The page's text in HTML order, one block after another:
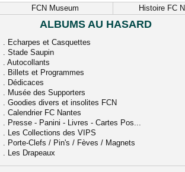
FCN Museum Histoire FC
ALBUMS AU HASARD
. Echarpes et Casquettes
. Stade Saupin
. Autocollants
. Billets et Programmes
. Dédicaces
. Musée des Supporters
. Goodies divers et insolites FCN
. Calendrier FC Nantes
. Presse - Panini - Livres - Cartes Pos...
. Les Collections des VIPS
. Porte-Clefs / Pin's / Fèves / Magnets
. Les Drapeaux